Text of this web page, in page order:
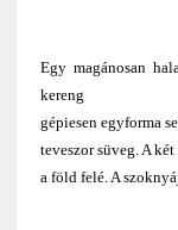
Egy magánosan
kereng
gépiesen egyforma
teveszor süveg. A
a föld felé. A